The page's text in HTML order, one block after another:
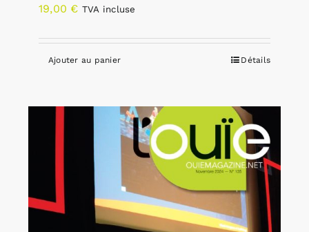
19,00 € TVA incluse
Ajouter au panier Détails